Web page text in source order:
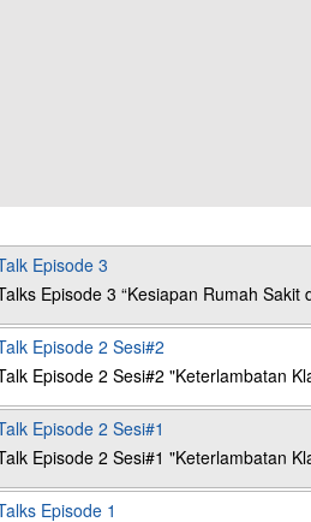
Episode 3
Episode 3 “Kesiapan Rumah
Episode 2 Sesi#2
Episode 2 Sesi#2 "Keterlambatan
Episode 2 Sesi#1
Episode 2 Sesi#1 "Keterlambatan
Episode 1